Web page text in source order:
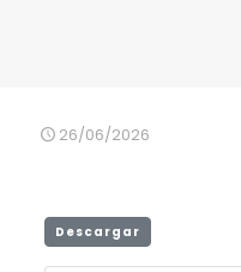
26/06/2026
Descargar